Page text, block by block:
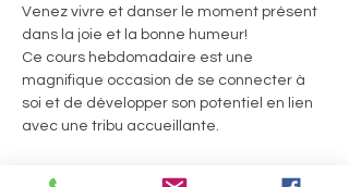
Venez vivre et danser le moment présent
dans la joie et la bonne humeur!
Ce cours hebdomadaire est une
magnifique occasion de se connecter à
soi et de développer son potentiel en lien
avec une tribu accueillante.